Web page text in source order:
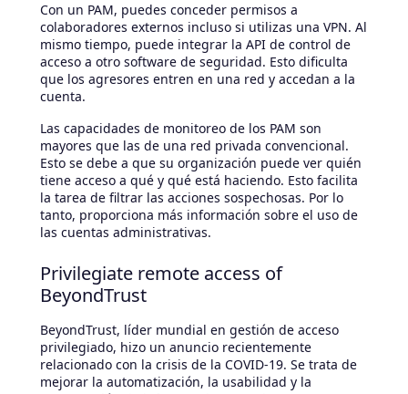
Con un PAM, puedes conceder permisos a
colaboradores externos incluso si utilizas una VPN. Al
mismo tiempo, puede integrar la API de control de
acceso a otro software de seguridad. Esto dificulta
que los agresores entren en una red y accedan a la
cuenta.
Las capacidades de monitoreo de los PAM son
mayores que las de una red privada convencional.
Esto se debe a que su organización puede ver quién
tiene acceso a qué y qué está haciendo. Esto facilita
la tarea de filtrar las acciones sospechosas. Por lo
tanto, proporciona más información sobre el uso de
las cuentas administrativas.
Privilegiate remote access of
BeyondTrust
BeyondTrust, líder mundial en gestión de acceso
privilegiado, hizo un anuncio recientemente
relacionado con la crisis de la COVID-19. Se trata de
mejorar la automatización, la usabilidad y la